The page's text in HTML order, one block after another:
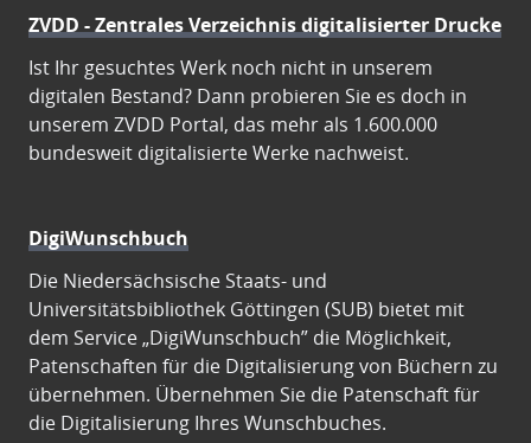
ZVDD - Zentrales Verzeichnis digitalisierter Drucke
Ist Ihr gesuchtes Werk noch nicht in unserem
digitalen Bestand? Dann probieren Sie es doch in
unserem ZVDD Portal, das mehr als 1.600.000
bundesweit digitalisierte Werke nachweist.
DigiWunschbuch
Die Niedersächsische Staats- und
Universitätsbibliothek Göttingen (SUB) bietet mit
dem Service „DigiWunschbuch” die Möglichkeit,
Patenschaften für die Digitalisierung von Büchern zu
übernehmen. Übernehmen Sie die Patenschaft für
die Digitalisierung Ihres Wunschbuches.